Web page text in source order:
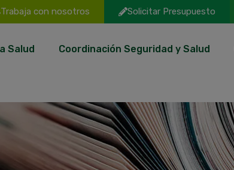
Trabaja con nosotros Solicitar Presupuesto
Salud Coordinación Seguridad y Salud